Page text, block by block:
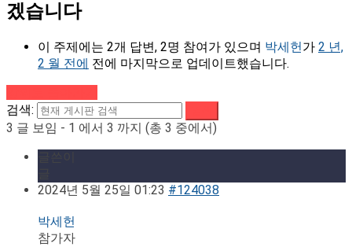
겠습니다
이 주제에는 2개 답변, 2명 참여가 있으며 박세헌가 2 년,
2 월 전에 전에 마지막으로 업데이트했습니다.
검색:
3 글 보임 - 1 에서 3 까지 (총 3 중에서)
2024년 5월 25일 01:23 #124038
박세헌
참가자